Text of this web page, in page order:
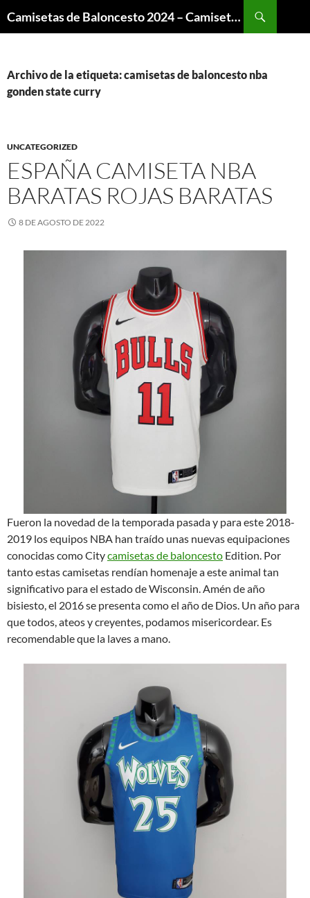
Camisetas de Baloncesto 2024 – Camisetas NBA
Archivo de la etiqueta: camisetas de baloncesto nba
gonden state curry
UNCATEGORIZED
ESPAÑA CAMISETA NBA
BARATAS ROJAS BARATAS
8 DE AGOSTO DE 2022
Fueron la novedad de la temporada pasada y para este 2018-
2019 los equipos NBA han traído unas nuevas equipaciones
conocidas como Citycamisetas de baloncesto Edition. Por
tanto estas camisetas rendían homenaje a este animal tan
significativo para el estado de Wisconsin. Amén de año
bisiesto, el 2016 se presenta como el año de Dios. Un año para
que todos, ateos y creyentes, podamos misericordear. Es
recomendable que la laves a mano.